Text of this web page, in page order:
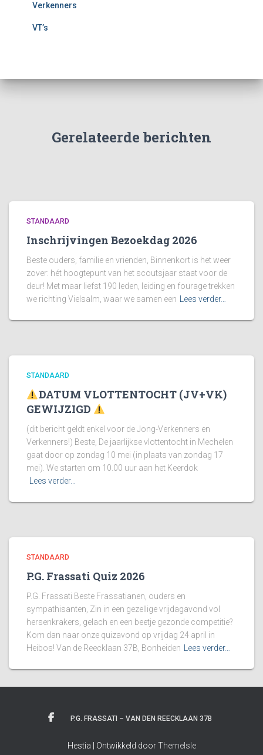
Verkenners
VT’s
Gerelateerde berichten
STANDAARD
Inschrijvingen Bezoekdag 2026
Beste ouders, familie en vrienden, Binnenkort is het weer
zover: hét hoogtepunt van het scoutsjaar staat voor de
deur! Met maar liefst 190 leden, leiding en fourage trekken
we richting Vielsalm, waar we samen een
Lees verder…
STANDAARD
DATUM VLOTTENTOCHT (JV+VK)
GEWIJZIGD
(dit bericht geldt enkel voor de Jong-Verkenners en
Verkenners!) Beste, De jaarlijkse vlottentocht in Mechelen
gaat door op zondag 10 mei (in plaats van zondag 17
mei). We starten om 10.00 uur aan het Keerdok
Lees verder…
STANDAARD
P.G. Frassati Quiz 2026
P.G. Frassati Beste Frassatianen, ouders en
sympathisanten, Zin in een gezellige vrijdagavond vol
hersenkrakers, gelach en een beetje gezonde competitie?
Kom dan naar onze quizavond op vrijdag 24 april in
Heibos! Van de Reecklaan 37B, Bonheiden
Lees verder…
P.G. FRASSATI – VAN DEN REECKLAAN 37B
Hestia | Ontwikkeld doorThemeIsle